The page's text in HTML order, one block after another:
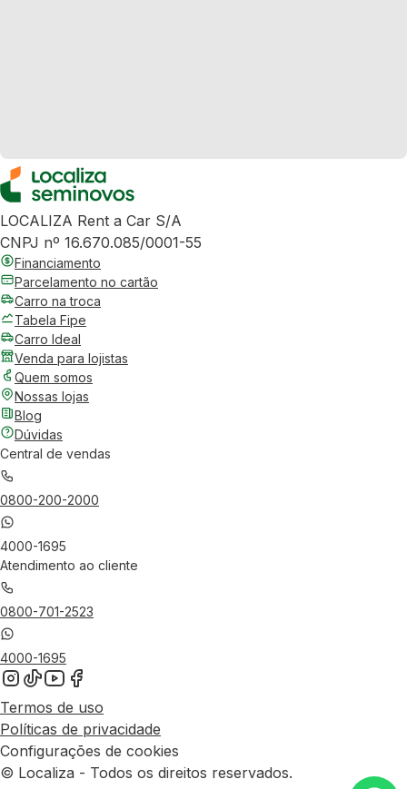
LOCALIZA Rent a Car S/A
CNPJ nº 16.670.085/0001-55
Financiamento
Parcelamento no cartão
Carro na troca
Tabela Fipe
Carro Ideal
Venda para lojistas
Quem somos
Nossas lojas
Blog
Dúvidas
Central de vendas
0800-200-2000
4000-1695
Atendimento ao cliente
0800-701-2523
4000-1695
Termos de uso
Políticas de privacidade
Configurações de cookies
© Localiza - Todos os direitos reservados.